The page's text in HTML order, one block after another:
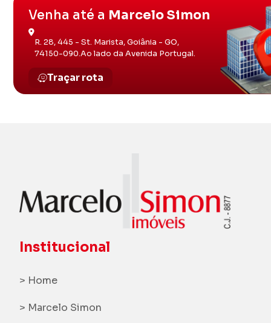
Venha até a Marcelo Simon
R. 28, 445 - St. Marista, Goiânia - GO,
74150-090.Ao lado da Avenida Portugal.
Traçar rota
Institucional
> Home
> Marcelo Simon